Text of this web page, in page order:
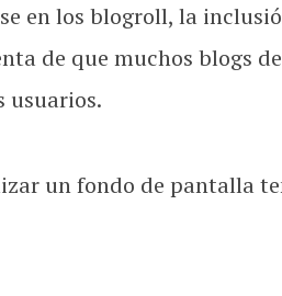
en los blogroll, la
de que muchos blogs
usuarios.
un fondo de pantalla